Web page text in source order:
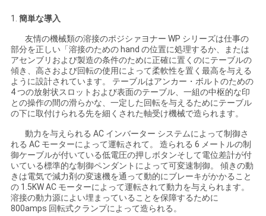
し
さ
い
ニ
ュ
ー
ス
1. 簡単な導入
友情の機械類の溶接のポジシァヨナー WP シリーズは仕事の
部分を正しい「溶接のための hand の位置に処理するか、または
アセンブリおよび製造の条件のために正確に置くのにテーブルの
傾き、高さおよび回転の使用によって柔軟性を置く最高を与える
ように設計されています。 テーブルはアンカー・ボルトのための
4 つの放射状スロットおよび表面のテーブル、一組の中枢的な印
との操作の間の滑らかな、一定した回転を与えるためにテーブル
の下に取付けられる先を細くされた軸受け機械で造られます。
動力を与えられる AC インバーター システムによって制御さ
れる AC モーターによって運転されて。 造られる 6 メートルの制
御ケーブルが付いている低電圧の押しボタンそして電位差計が付
いている標準的な制御ペンダントによって可変速制御。 傾きの動
きは電気で減力剤の変速機を通って動的にブレーキがかかること
の 1.5KW AC モーターによって運転されて動力を与えられます。
溶接の動力源によい埋まっていることを保障するために
800amps 回転式クランプによって造られる。